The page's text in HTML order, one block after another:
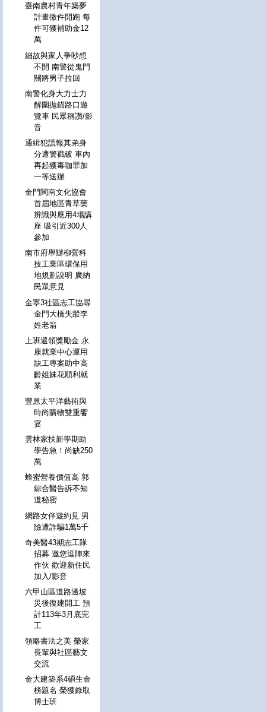
臺南農村青年築夢
計畫徵件開跑 每
件可獲補助金12
萬
細故與家人爭吵想
不開 南警從鬼門
關將男子拉回
南警化身大力士力
解圍拋錨路口遊
覽車 民眾稱讚/影
音
通緝犯謊報其弟身
分遭警戳破 車內
再起獲毒咖罪加
一等送辦
金門閩南文化協會
首屆地區青草藥
辨識與應用4場講
座 吸引近300人
參加
南市府舉辦柳營科
技工業區環保用
地規劃說明 廣納
民眾意見
金寧3社區志工協尋
金門大橋失蹤李
姓老翁
上班還領獎勵金 永
康就業中心運用
缺工專案助中高
齡姐妹花順利就
業
豐原太平洋藝術與
時尚購物雙重饗
宴
雲林家扶新學期助
學告急！尚缺250
萬
蜂蜜營養價值高 郭
綜合醫告訴不知
道秘密
網路女伴遊約見 男
險遭詐騙1萬5千
奇美醫43期志工隊
招募 邀您逗陣來
作伙 歡迎新住民
加入/影音
六甲山區道路邊坡
災後復建開工 預
計113年3月底完
工
領略書法之美 榮家
長輩與社區藝文
交流
金大建築系4碩生金
榜題名 榮獲錄取
博士班